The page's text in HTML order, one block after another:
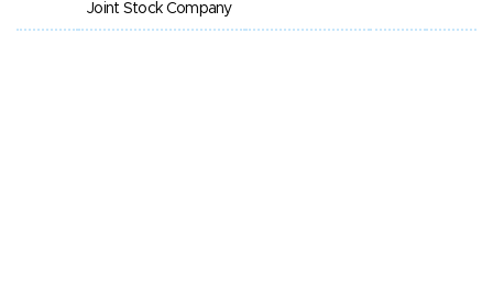
Joint Stock Company